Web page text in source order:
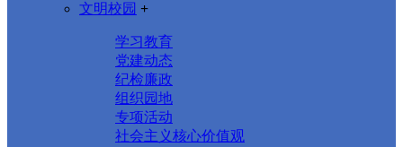
文明校园 +
学习教育
党建动态
纪检廉政
组织园地
专项活动
社会主义核心价值观